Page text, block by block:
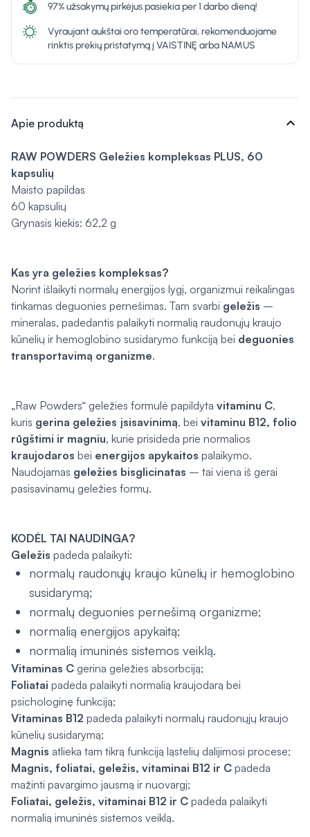
97% užsakymų pirkėjus pasiekia per 1 darbo dieną!
Vyraujant aukštai oro temperatūrai, rekomenduojame
rinktis prekių pristatymą į VAISTINĘ arba NAMUS
Apie produktą expand_more
RAW POWDERS Geležies kompleksas PLUS, 60
kapsulių
Maisto papildas
60 kapsulių
Grynasis kiekis: 62,2 g
Kas yra geležies kompleksas?
Norint išlaikyti normalų energijos lygį, organizmui reikalingas
tinkamas deguonies pernešimas. Tam svarbi geležis –
mineralas, padedantis palaikyti normalią raudonųjų kraujo
kūnelių ir hemoglobino susidarymo funkciją bei deguonies
transportavimą organizme.
„Raw Powders“ geležies formulė papildyta vitaminu C,
kuris gerina geležies įsisavinimą, bei vitaminu B12, folio
rūgštimi ir magniu, kurie prisideda prie normalios
kraujodaros bei energijos apykaitos palaikymo.
Naudojamas geležies bisglicinatas – tai viena iš gerai
pasisavinamų geležies formų.
KODĖL TAI NAUDINGA?
Geležis padeda palaikyti:
normalų raudonųjų kraujo kūnelių ir hemoglobino
susidarymą;
normalų deguonies pernešimą organizme;
normalią energijos apykaitą;
normalią imuninės sistemos veiklą.
Vitaminas C gerina geležies absorbciją;
Foliatai padeda palaikyti normalią kraujodarą bei
psichologinę funkciją;
Vitaminas B12 padeda palaikyti normalų raudonųjų kraujo
kūnelių susidarymą;
Magnis atlieka tam tikrą funkciją ląstelių dalijimosi procese;
Magnis, foliatai, geležis, vitaminai B12 ir C padeda
mažinti pavargimo jausmą ir nuovargį;
Foliatai, geležis, vitaminai B12 ir C padeda palaikyti
normalią imuninės sistemos veiklą.